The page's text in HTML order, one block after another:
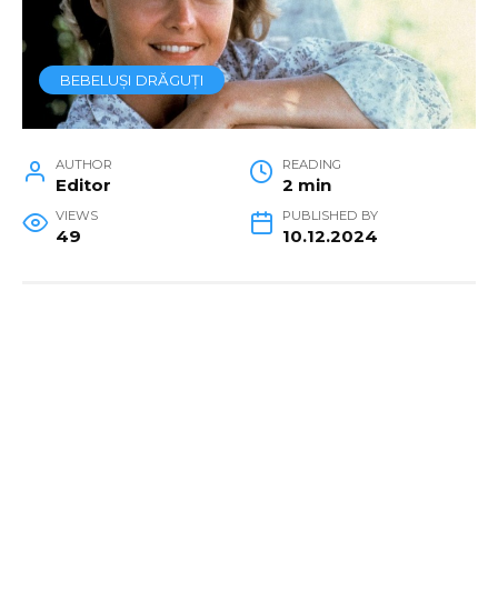
BEBELUȘI DRĂGUȚI
AUTHOR
Editor
READING
2 min
VIEWS
49
PUBLISHED BY
10.12.2024